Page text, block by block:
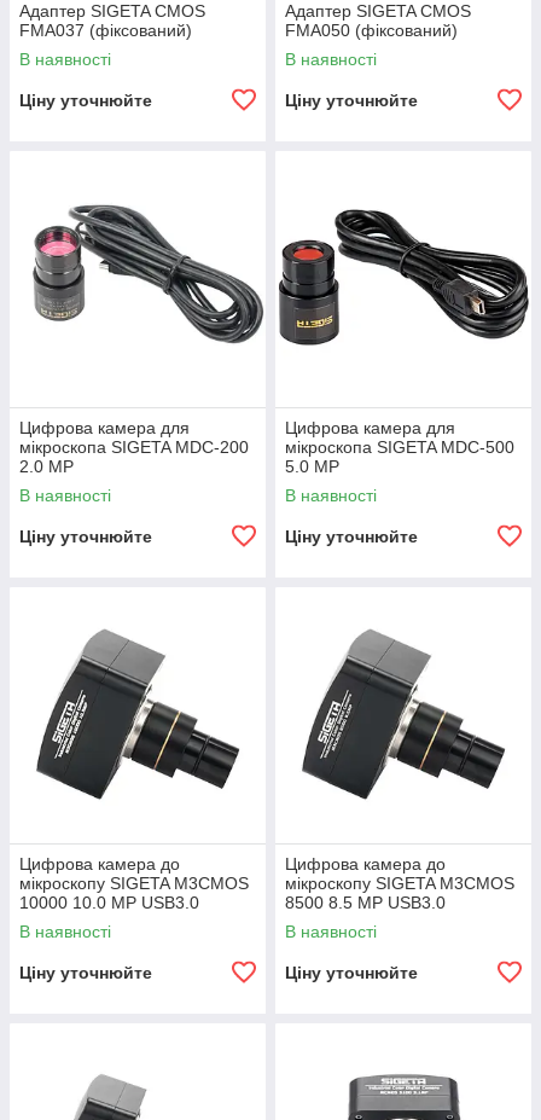
Адаптер SIGETA CMOS
FMA037 (фіксований)
В наявності
Ціну уточнюйте
Адаптер SIGETA CMOS
FMA050 (фіксований)
В наявності
Ціну уточнюйте
Цифрова камера для
мікроскопа SIGETA MDC-200
2.0 MP
В наявності
Ціну уточнюйте
Цифрова камера для
мікроскопа SIGETA MDC-500
5.0 MP
В наявності
Ціну уточнюйте
Цифрова камера до
мікроскопу SIGETA M3CMOS
10000 10.0 MP USB3.0
В наявності
Ціну уточнюйте
Цифрова камера до
мікроскопу SIGETA M3CMOS
8500 8.5 MP USB3.0
В наявності
Ціну уточнюйте